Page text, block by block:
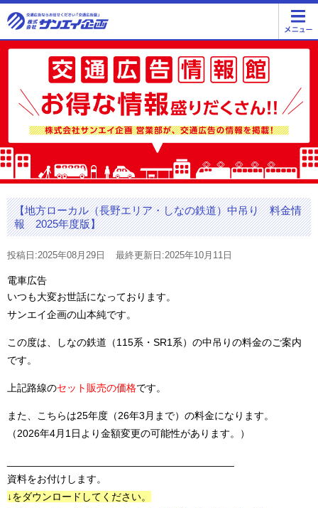
【地方ローカル（長野エリア・しなの鉄道）中吊り 料金情
報 2025年度版】
投稿日:2025年08月29日 最終更新日:2025年10月11日
電車広告
いつも大変お世話になっております。
サンエイ企画の山本純です。
この度は、しなの鉄道（115系・SR1系）の中吊りの料金のご案内
です。
上記路線のセット販売の価格です。
また、こちらは25年度（26年3月まで）の料金になります。
（2026年4月1日より金額変更の可能性があります。）
資料をお付けします。
↓をダウンロードしてください。